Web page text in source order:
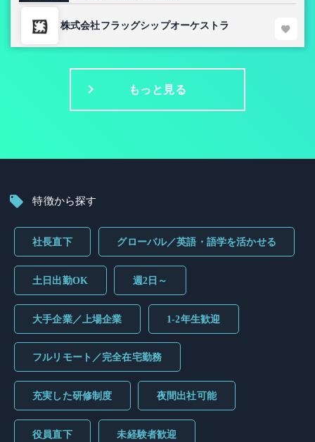
株式会社フラッグシップオーケストラ
もっと見る
特徴から探す
社長直下 グローバル／英語・語学を活かせる
土日出勤OK 週2日～
大手企業／上場企業 1-2年生歓迎
フルリモート／完全在宅勤務
充実した研修制度 夜間出社可能
役員直下 未経験者歓迎